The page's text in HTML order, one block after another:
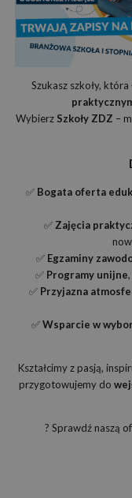
Szukasz szkoły, która
Wybierz Szkoły ZDZ –
✅ Bogata oferta
✅Zajęcia
✅ Egzaminy
✅ Programy unijne
✅ Przyjazna
✅Wsparcie w
Kształcimy z pasją,
przygotowujemy do
? Sprawdź naszą